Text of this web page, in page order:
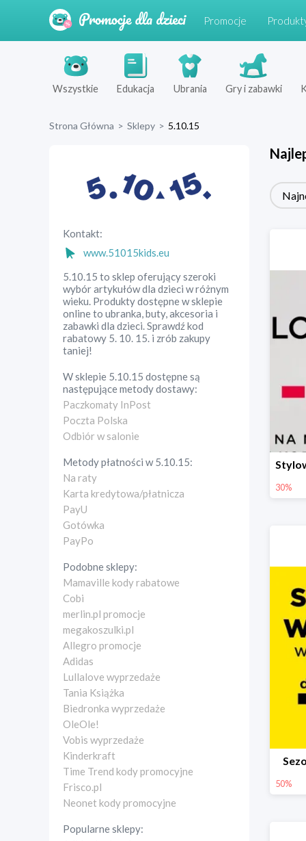
Promocje
Wszystkie Edukacja Ubrania Gry i zabawki
Strona Główna > Sklepy > 5.10.15
Kontakt:
www.51015kids.eu
5.10.15 to sklep oferujący szeroki
wybór artykułów dla dzieci w różnym
wieku. Produkty dostępne w sklepie
online to ubranka, buty, akcesoria i
zabawki dla dzieci. Sprawdź kod
rabatowy 5. 10. 15. i zrób zakupy
taniej!
W sklepie 5.10.15 dostępne są
następujące metody dostawy:
Paczkomaty InPost
Poczta Polska
Odbiór w salonie
Metody płatności w5.10.15:
Na raty
Karta kredytowa/płatnicza
PayU
Gotówka
PayPo
Podobne sklepy:
Mamaville kody rabatowe
Cobi
merlin.pl promocje
megakoszulki.pl
Allegro promocje
Adidas
Lullalove wyprzedaże
Tania Książka
Biedronka wyprzedaże
OleOle!
Vobis wyprzedaże
Kinderkraft
Time Trend kody promocyjne
Frisco.pl
Neonet kody promocyjne
Popularne sklepy:
30%
50%